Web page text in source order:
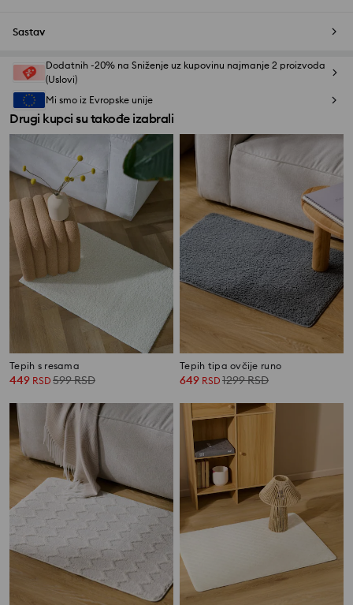
Sastav
Dodatnih -20% na Sniženje uz kupovinu najmanje 2 proizvoda
(Uslovi)
Mi smo iz Evropske unije
Drugi kupci su takođe izabrali
Tepih s resama
449 RSD 599RSD
Tepih tipa ovčije runo
649 RSD 1299RSD